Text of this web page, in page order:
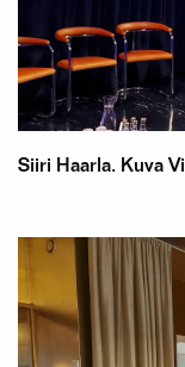
Siiri Haarla. Kuva